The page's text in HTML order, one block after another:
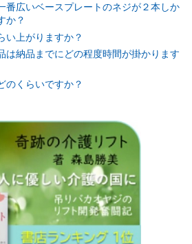
番広いベースプレートのネジが２本しか
か？
い上がりますか？
は納品までにどの程度時間が掛かります
のくらいですか？